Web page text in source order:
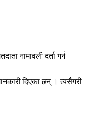
नामावली दर्ता गर्न
दिएका छन् । त्यसैगरी